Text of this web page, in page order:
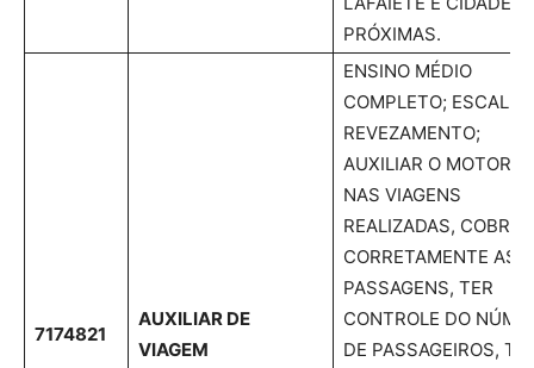
PRÓXIMAS.
7174821
AUXILIAR DE
VIAGEM
ENSINO MÉDIO
COMPLETO; ESCALA
REVEZAMENTO;
AUXILIAR O
NAS VIAGENS
REALIZADAS, COBRAR
CORRETAMENTE AS
PASSAGENS, TER
CONTROLE DO
DE PASSAGEIROS,